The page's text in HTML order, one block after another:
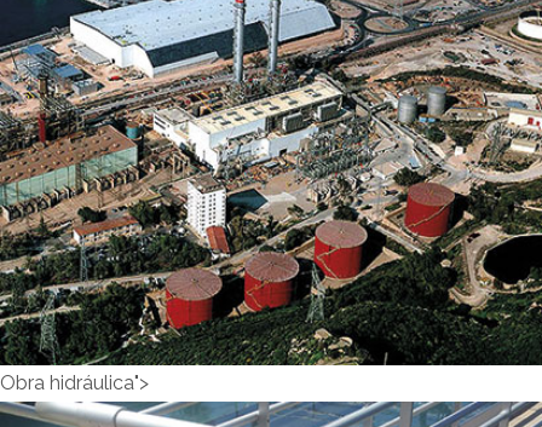
Industria Energética">Industria
Energética
INDUSTRIA ENERGÉTICA
Obra hidráulica">